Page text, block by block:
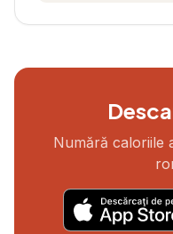
Numără caloriile